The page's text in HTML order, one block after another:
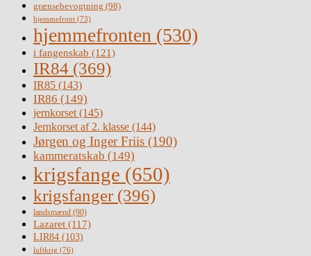
grænsebevogtning (98)
hjemmefront (73)
hjemmefronten (530)
i fangenskab (121)
IR84 (369)
IR85 (143)
IR86 (149)
jernkorset(145)
Jernkorset af 2. klasse (144)
Jørgen og Inger Friis (190)
kammeratskab (149)
krigsfange (650)
krigsfanger (396)
landsmænd (90)
Lazaret (117)
LIR84 (103)
luftkrig (76)